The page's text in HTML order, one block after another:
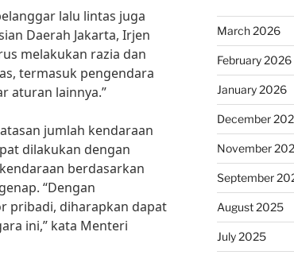
lalu lintas juga
Daerah Jakarta, Irjen
melakukan razia dan
termasuk pengendara
aturan lainnya.”
jumlah kendaraan
dilakukan dengan
berdasarkan
“Dengan
pribadi, diharapkan dapat
ini,” kata Menteri
March 2026
February 2026
January 2026
December
November
September
August 2025
July 2025